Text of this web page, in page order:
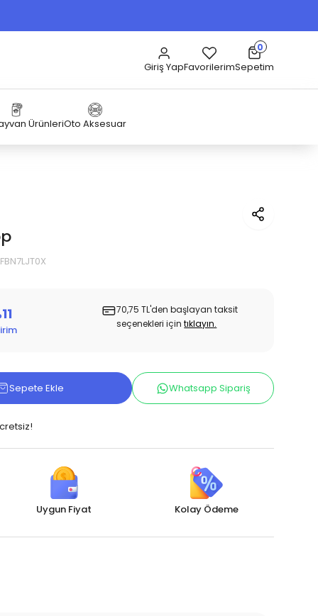
Giriş YapFavorilerim
0
Sepetim
ÜrünleriOto Aksesuar
70,75 TL'den başlayan taksit
seçenekleri içintıklayın.
Sepete Ekle Whatsapp Sipariş
Uygun Fiyat Kolay Ödeme